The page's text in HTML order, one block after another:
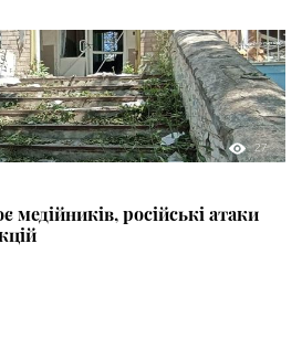
27
медійників, російські атаки